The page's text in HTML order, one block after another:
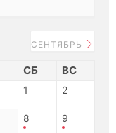
СЕНТЯБРЬ
СБ ВС
1 2
8 9